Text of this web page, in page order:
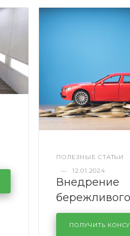
ПОЛЕЗНЫЕ СТАТЬИ
—
12.01.2024
Внедрение
бережливого
кузовном
ПОЛУЧИТЬ